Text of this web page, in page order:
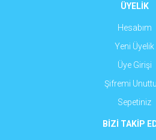
ÜYELİK
Hesabım
Yeni Üyelik
Üye Girişi
Şifremi
Sepetiniz
BİZİ TAKİP